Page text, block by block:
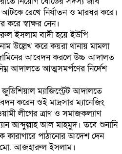
রেখে নির্যাতন ও মারধর করে।
স্বাক্ষর নেন।
ইসলাম বাদী হয়ে ইউপি
উল্লেখ করে কয়রা থানায় মামলা
আবেদন করলে উচ্চ আদালত
আদালতে আত্মসমর্পণের নির্দেশ
ম্যাজিস্ট্রেট আদালতে
করেন ওই মাদ্রসার ম্যানেজিং
লীগের ত্রাণ ও সমাজকল্যাণ
আব্দুল্লাহ আল মাহমুদ। তবে শুনানি
কারাগারে পাঠানোর আদেশ দেন
মো. আজহারুল ইসলাম।